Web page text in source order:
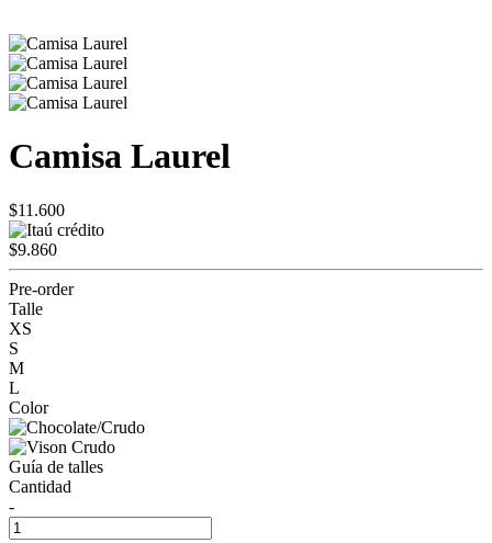
Camisa Laurel
$11.600
$9.860
Pre-order
Talle
XS
S
M
L
Color
Guía de talles
Cantidad
-